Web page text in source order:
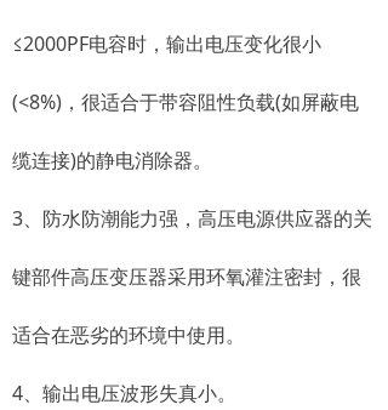
≤2000PF电容时，输出电压变化很小
(<8%)，很适合于带容阻性负载(如屏蔽电
缆连接)的静电消除器。
3、防水防潮能力强，高压电源供应器的关
键部件高压变压器采用环氧灌注密封，很
适合在恶劣的环境中使用。
4、输出电压波形失真小。